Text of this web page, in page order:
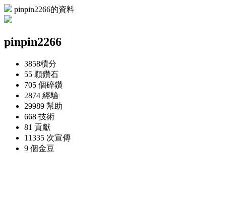
pinpin2266的資料
pinpin2266
3858積分
55 顆鑽石
705 個碎鑽
2874 經驗
29989 幫助
668 技術
81 貢獻
11335 次宣傳
9 個金豆